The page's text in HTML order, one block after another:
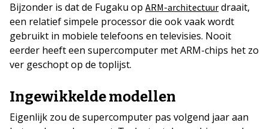
Bijzonder is dat de Fugaku op ARM-architectuur draait,
een relatief simpele processor die ook vaak wordt
gebruikt in mobiele telefoons en televisies. Nooit
eerder heeft een supercomputer met ARM-chips het zo
ver geschopt op de toplijst.
Ingewikkelde modellen
Eigenlijk zou de supercomputer pas volgend jaar aan